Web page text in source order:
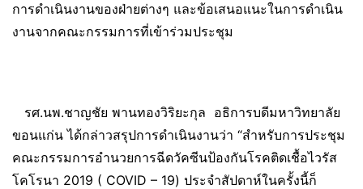
การดำเนินงานของฝ่ายต่างๆ และข้อเสนอแนะในการดำเนิน
งานจากคณะกรรมการที่เข้าร่วมประชุม
รศ.นพ.ชาญชัย พานทองวิริยะกุล อธิการบดีมหาวิทยาลัย
ขอนแก่น ได้กล่าวสรุปการดำเนินงานว่า “สำหรับการประชุม
คณะกรรมการอำนวยการฉีดวัคซีนป้องกันโรคติดเชื้อไวรัส
โคโรนา 2019 ( COVID – 19) ประจำสัปดาห์ในครั้งนี้ก็